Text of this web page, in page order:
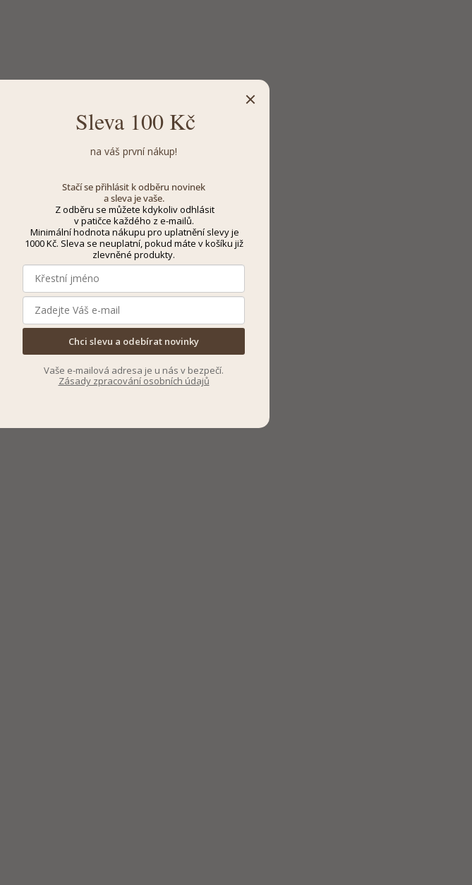
Sleva 100 Kč
na váš první nákup!
Stačí se přihlásit k odběru novinek
a sleva je vaše.
Z odběru se můžete kdykoliv odhlásit
v patičce každého z e-mailů.
Minimální hodnota nákupu pro uplatnění slevy je
1000 Kč. Sleva se neuplatní, pokud máte v košíku již
zlevněné produkty.
Chci slevu a odebírat novinky
Vaše e-mailová adresa je u nás v bezpečí.
Zásady zpracování osobních údajů